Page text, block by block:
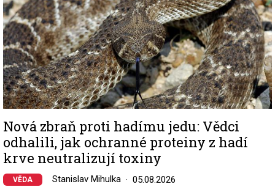
Nová zbraň proti hadímu jedu: Vědci
odhalili, jak ochranné proteiny z hadí
krve neutralizují toxiny
VĚDA Stanislav Mihulka 05.08.2026